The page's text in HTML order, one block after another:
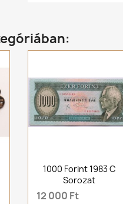
1000 Forint 1983 C
Sorozat
12 000 Ft